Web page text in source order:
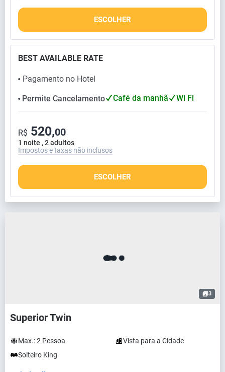
ESCOLHER
BEST AVAILABLE RATE
⬤ Pagamento no Hotel
⬤ Permite Cancelamento Café da manhã Wi Fi
1 noite , 2 adultos
R$ 520,00
Impostos e taxas não inclusos
ESCOLHER
3
Superior Twin
Max.:2 Pessoa
Vista para a Cidade
Solteiro King